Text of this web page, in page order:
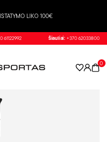
LIKO 100€
61122992 Šiauliai: +370 62033800
0